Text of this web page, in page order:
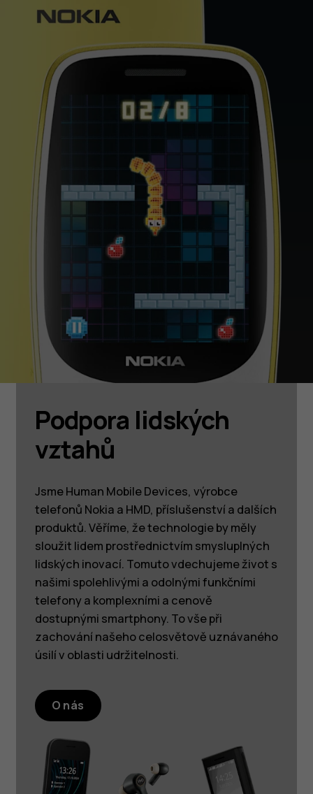
Podpora lidských
vztahů
Jsme Human Mobile Devices, výrobce
telefonů Nokia a HMD, příslušenství a dalších
produktů. Věříme, že technologie by měly
sloužit lidem prostřednictvím smysluplných
lidských inovací. Tomuto vdechujeme život s
našimi spolehlivými a odolnými funkčními
telefony a komplexními a cenově
dostupnými smartphony. To vše při
zachování našeho celosvětově uznávaného
úsilí v oblasti udržitelnosti.
O nás